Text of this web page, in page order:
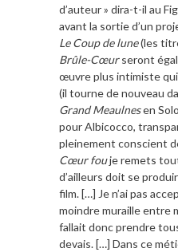
d’auteur » dira-t-il au
avant la sortie d’un
Le Coup de lune(les
Brûle-Cœurseront
œuvre plus intimiste
(il tourne de nouveau
Grand Meaulnesen
pour Albicocco,
pleinement conscient
Cœur fouje remets
d’ailleurs doit se
film. […] Je n’ai pas
moindre muraille entre
fallait donc prendre
devais. […] Dans ce